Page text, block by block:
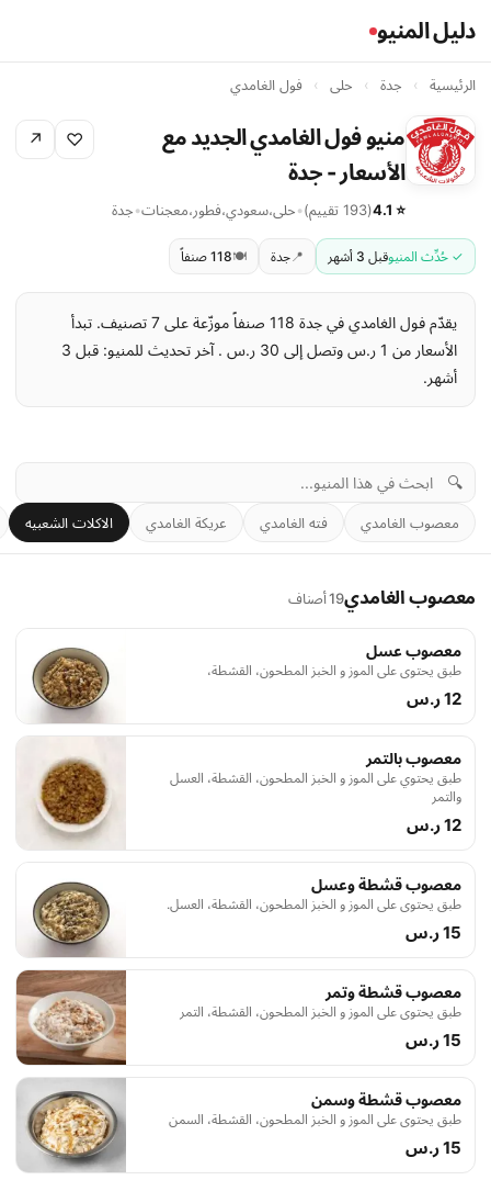
دليل المنيو
الرئيسية › جدة › حلى › فول الغامدي
منيو فول الغامدي الجديد مع
الأسعار - جدة
⭐ 4.1 (193 تقييم) •حلى،سعودي،فطور،معجنات•جدة
♡
↗
✓ حُدِّث المنيوقبل 3 أشهر 📍جدة 🍽️118 صنفاً
يقدّم فول الغامدي في جدة 118 صنفاً موزّعة على 7 تصنيف. تبدأ
الأسعار من 1 ر.س وتصل إلى 30 ر.س . آخر تحديث للمنيو: قبل 3
أشهر.
🔍
معصوب الغامدي فته الغامدي عريكة الغامدي الاكلات الشعبيه
معصوب الغامدي19 أصناف
معصوب عسل
طبق يحتوي على الموز و الخبز المطحون، القشطة،
12 ر.س
معصوب بالتمر
طبق يحتوي على الموز و الخبز المطحون، القشطة، العسل
والتمر
12 ر.س
معصوب قشطة وعسل
طبق يحتوي على الموز و الخبز المطحون، القشطة، العسل.
15 ر.س
معصوب قشطة وتمر
طبق يحتوي على الموز و الخبز المطحون، القشطة، التمر
15 ر.س
معصوب قشطة وسمن
طبق يحتوي على الموز و الخبز المطحون، القشطة، السمن
15 ر.س